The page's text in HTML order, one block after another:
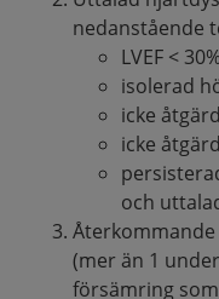
nedanstående
LVEF <
isolerad
icke
icke
och
(mer än 1
försämring